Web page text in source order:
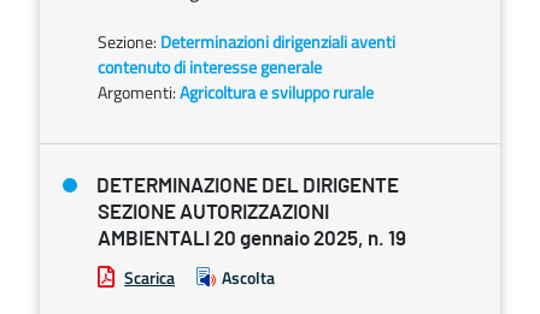
Sezione: Determinazioni dirigenziali aventi
contenuto di interesse generale
Argomenti:Agricoltura e sviluppo rurale
DETERMINAZIONE DEL DIRIGENTE
SEZIONE AUTORIZZAZIONI
AMBIENTALI 20 gennaio 2025, n. 19
Scarica Ascolta